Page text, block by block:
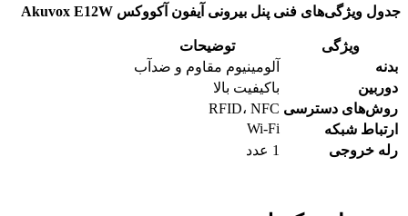
جدول ویژگی‌های فنی پنل بیرونی آیفون آکووکس Akuvox E12W
ویژگی
توضیحات
بدنه
آلومینیوم مقاوم و ضدآب
دوربین
باکیفیت بالا
روش‌های دسترسی RFID، NFC
ارتباط شبکه
Wi-Fi
رله خروجی
1 عدد